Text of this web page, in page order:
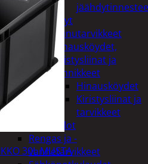
Öljyt
Perävaunutarvikkeet
Hinausköydet,
kiristysliinat ja
kiinnikkeet
Hinausköydet
Kiristysliinat ja
tarvikkeet
Valot
Rengas ja -
vannetarvikkeet
30L MUSTA